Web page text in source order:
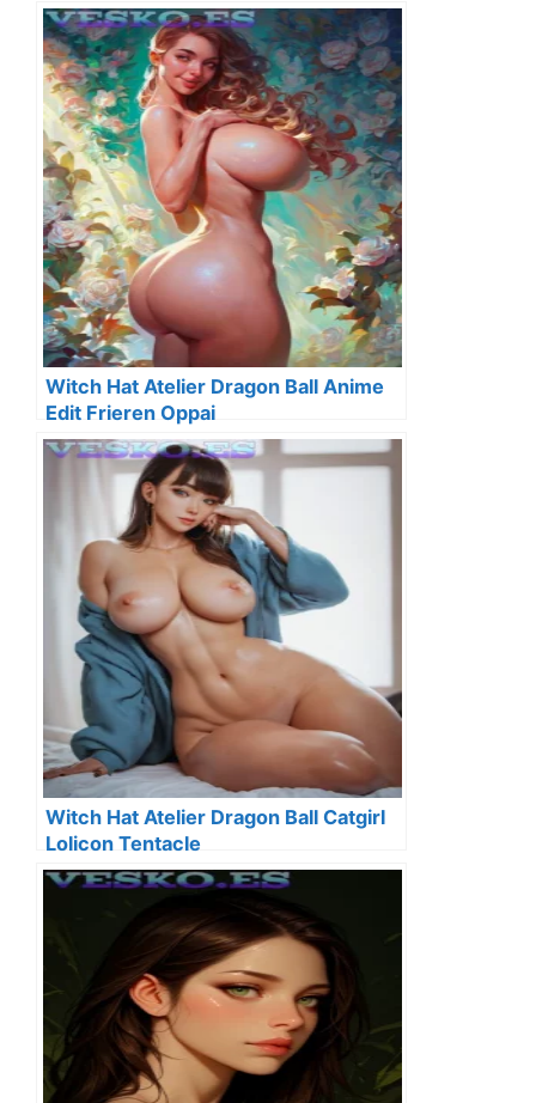
Witch Hat Atelier Dragon Ball Anime
Edit Frieren Oppai
Witch Hat Atelier Dragon Ball Catgirl
Lolicon Tentacle